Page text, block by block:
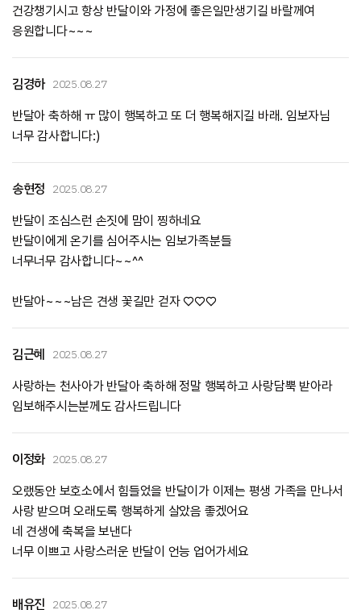
건강챙기시고 항상 반달이와 가정에 좋은일만생기길 바랄께여
응원합니다~~~
김경하 2025.08.27
반달아 축하해 ㅠ 많이 행복하고 또 더 행복해지길 바래. 임보자님
너무 감사합니다:)
송현정 2025.08.27
반달이 조심스런 손짓에 맘이 찡하네요
반달이에게 온기를 심어주시는 임보가족분들
너무너무 감사합니다~~^^
반달아~~~남은 견생 꽃길만 걷자 ♡♡♡
김근혜 2025.08.27
사랑하는 천사아가 반달아 축하해 정말 행복하고 사랑담뿍 받아라
임보해주시는분께도 감사드립니다
이정화 2025.08.27
오랬동안 보호소에서 힘들었을 반달이가 이제는 평생 가족을 만나서
사랑 받으며 오래도록 행복하게 살았음 좋겠어요
네 견생에 축복을 보낸다
너무 이쁘고 사랑스러운 반달이 언능 업어가세요
배유진 2025.08.27